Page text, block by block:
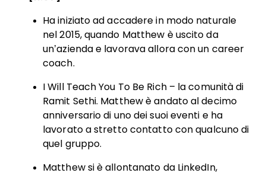
Ha iniziato ad accadere in modo naturale
nel 2015, quando Matthew è uscito da
un’azienda e lavorava allora con un career
coach.
I Will Teach You To Be Rich – la comunità di
Ramit Sethi. Matthew è andato al decimo
anniversario di uno dei suoi eventi e ha
lavorato a stretto contatto con qualcuno di
quel gruppo.
Matthew si è allontanato da LinkedIn,